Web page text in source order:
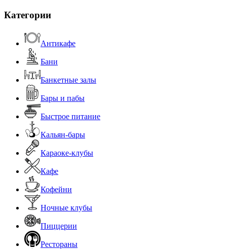
Категории
Антикафе
Бани
Банкетные залы
Бары и пабы
Быстрое питание
Кальян-бары
Караоке-клубы
Кафе
Кофейни
Ночные клубы
Пиццерии
Рестораны